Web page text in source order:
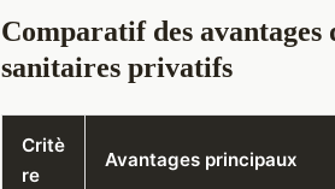
Comparatif des avantages
sanitaires privatifs
Critè
re
Avantages principaux